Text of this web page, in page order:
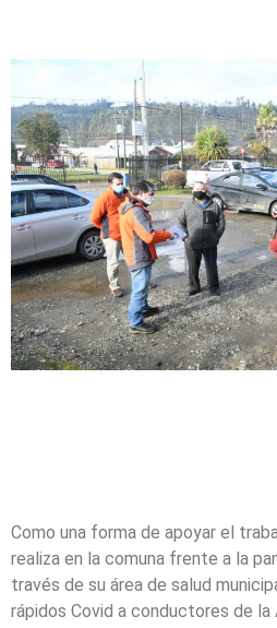
Como una forma de apoyar el
realiza en la comuna frente a la
través de su área de salud
rápidos Covid a conductores de